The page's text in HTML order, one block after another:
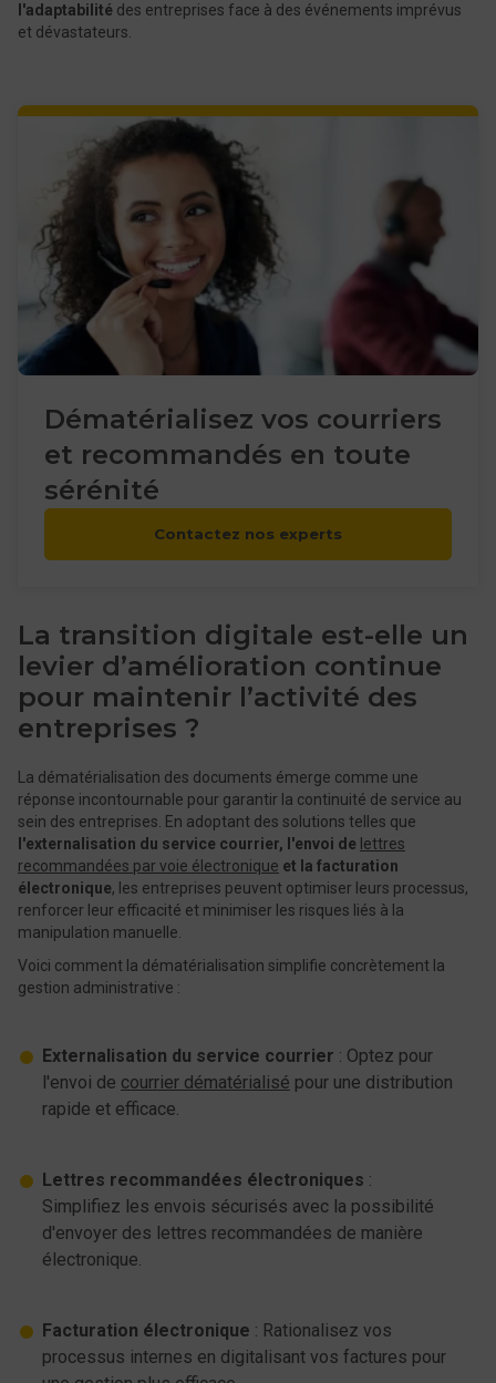
l'adaptabilité des entreprises face à des événements imprévus
et dévastateurs.
Dématérialisez vos courriers
et recommandés en toute
sérénité
Contactez nos experts
La transition digitale est-elle un
levier d’amélioration continue
pour maintenir l’activité des
entreprises ?
La dématérialisation des documents émerge comme une
réponse incontournable pour garantir la continuité de service au
sein des entreprises. En adoptant des solutions telles que
l'externalisation du service courrier, l'envoi de lettres
recommandées par voie électronique et la facturation
électronique, les entreprises peuvent optimiser leurs processus,
renforcer leur efficacité et minimiser les risques liés à la
manipulation manuelle.
Voici comment la dématérialisation simplifie concrètement la
gestion administrative :
Externalisation du service courrier : Optez pour
l'envoi de courrier dématérialisé pour une distribution
rapide et efficace.
Lettres recommandées électroniques :
Simplifiez les envois sécurisés avec la possibilité
d'envoyer des lettres recommandées de manière
électronique.
Facturation électronique : Rationalisez vos
processus internes en digitalisant vos factures pour